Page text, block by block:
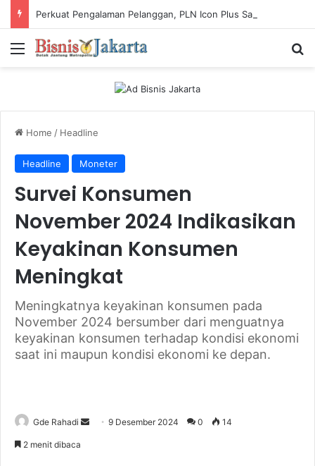
Menu
Home / Headline
Headline Moneter
Survei Konsumen
November 2024 Indikasikan
Keyakinan Konsumen
Meningkat
Meningkatnya keyakinan konsumen pada
November 2024 bersumber dari menguatnya
keyakinan konsumen terhadap kondisi ekonomi
saat ini maupun kondisi ekonomi ke depan.
Gde Rahadi 9 Desember 2024 0 14
2 menit dibaca